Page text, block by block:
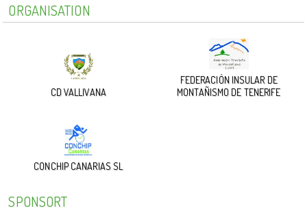
ORGANISATION
CD VALLIVANA
FEDERACIÓN INSULAR DE
MONTAÑISMO DE TENERIFE
CONCHIP CANARIAS SL
SPONSORT